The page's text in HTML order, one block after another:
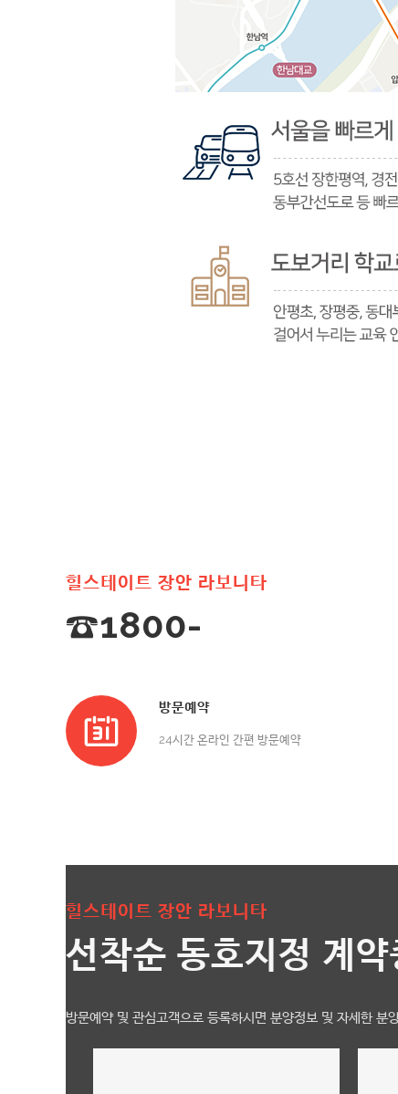
힐스테이트 장안 라보니타
☎1800-
방문예약
24시간 온라인 간편 방문예약
힐스테이트 장안 라보니타
선착순 동호지정 계약
방문예약 및 관심고객으로 등록하시면 분양정보 및 자세한 분